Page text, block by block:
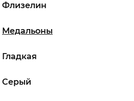
Серый
Медальоны
Флизелин
Гладкая